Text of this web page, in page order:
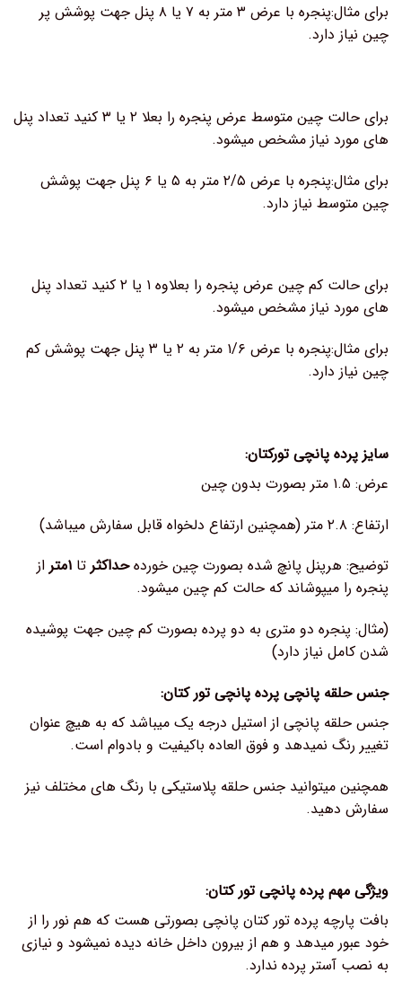
برای مثال:پنجره با عرض ۳ متر به ۷ یا ۸ پنل جهت پوشش پر
چین نیاز دارد.
برای حالت چین متوسط عرض پنجره را بعلا ۲ یا ۳ کنید تعداد پنل
های مورد نیاز مشخص میشود.
برای مثال:پنجره با عرض ۲/۵ متر به ۵ یا ۶ پنل جهت پوشش
چین متوسط نیاز دارد.
برای حالت کم چین عرض پنجره را بعلاوه ۱ یا ۲ کنید تعداد پنل
های مورد نیاز مشخص میشود.
برای مثال:پنجره با عرض ۱/۶ متر به ۲ یا ۳ پنل جهت پوشش کم
چین نیاز دارد.
سایز پرده پانچی تورکتان:
عرض: ۱.۵ متر بصورت بدون چین
ارتفاع: ۲.۸ متر (همچنین ارتفاع دلخواه قابل سفارش میباشد)
توضیح: هرپنل پانچ شده بصورت چین خوردهحداکثر تا ۱متر
از
پنجره را میپوشاند که حالت کم چین میشود.
(مثال: پنجره دو متری به دو پرده بصورت کم چین جهت پوشیده
شدن کامل نیاز دارد)
جنس حلقه پانچی پرده پانچی تور کتان:
جنس حلقه پانچی از استیل درجه یک میباشد که به هیچ عنوان
تغییر رنگ نمیدهد و فوق العاده باکیفیت و بادوام است.
همچنین میتوانید جنس حلقه پلاستیکی با رنگ های مختلف نیز
سفارش دهید.
ویژگی مهم پرده پانچی تور کتان:
بافت پارچه پرده تور کتان پانچی بصورتی هست که هم نور را از
خود عبور میدهد و هم از بیرون داخل خانه دیده نمیشود و نیازی
به نصب آستر پرده ندارد.